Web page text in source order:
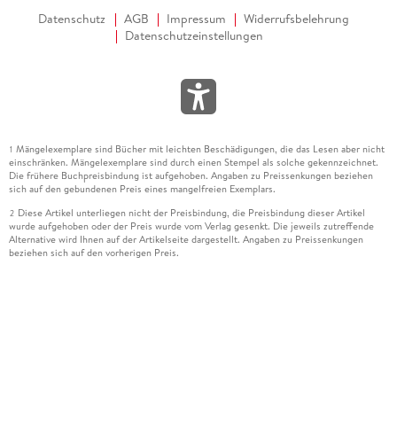
Datenschutz AGB Impressum
Widerrufsbelehrung
Datenschutzeinstellungen
1 Mängelexemplare sind Bücher mit leichten Beschädigungen, die das Lesen aber nicht
einschränken. Mängelexemplare sind durch einen Stempel als solche gekennzeichnet.
Die frühere Buchpreisbindung ist aufgehoben. Angaben zu Preissenkungen beziehen
sich auf den gebundenen Preis eines mangelfreien Exemplars.
2 Diese Artikel unterliegen nicht der Preisbindung, die Preisbindung dieser Artikel
wurde aufgehoben oder der Preis wurde vom Verlag gesenkt. Die jeweils zutreffende
Alternative wird Ihnen auf der Artikelseite dargestellt. Angaben zu Preissenkungen
beziehen sich auf den vorherigen Preis.